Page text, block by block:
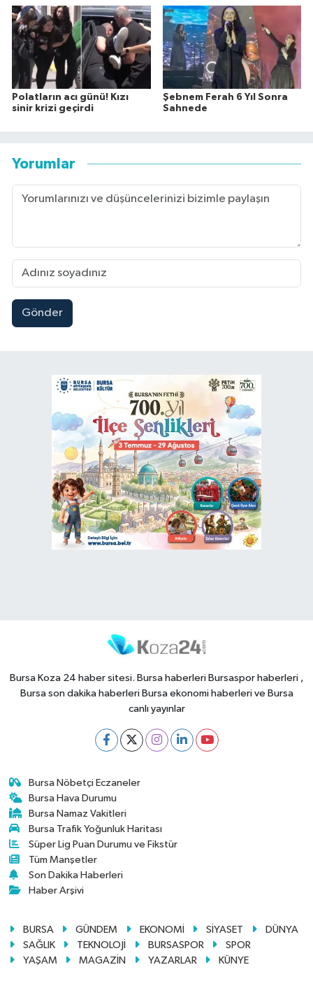
Polatların acı günü! Kızı
sinir krizi geçirdi
Şebnem Ferah 6 Yıl Sonra
Sahnede
Yorumlar
Gönder
Bursa Koza 24 haber sitesi. Bursa haberleri Bursaspor haberleri ,
Bursa son dakika haberleri Bursa ekonomi haberleri ve Bursa
canlı yayınlar
Bursa Nöbetçi Eczaneler
Bursa Hava Durumu
Bursa Namaz Vakitleri
Bursa Trafik Yoğunluk Haritası
Süper Lig Puan Durumu ve Fikstür
Tüm Manşetler
Son Dakika Haberleri
Haber Arşivi
BURSA GÜNDEM EKONOMİ SİYASET
DÜNYA
SAĞLIK
TEKNOLOJİ BURSASPOR
SPOR
YAŞAM
MAGAZİN YAZARLAR KÜNYE